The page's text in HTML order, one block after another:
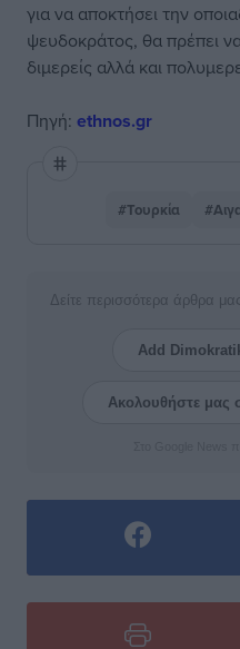
για να αποκτήσει την
ψευδοκράτος, θα πρέπει
διμερείς αλλά και
Πηγή: ethnos.gr
#Τουρκία
Δείτε περισσότερα άρθρα
Add
Ακολουθήστε μας